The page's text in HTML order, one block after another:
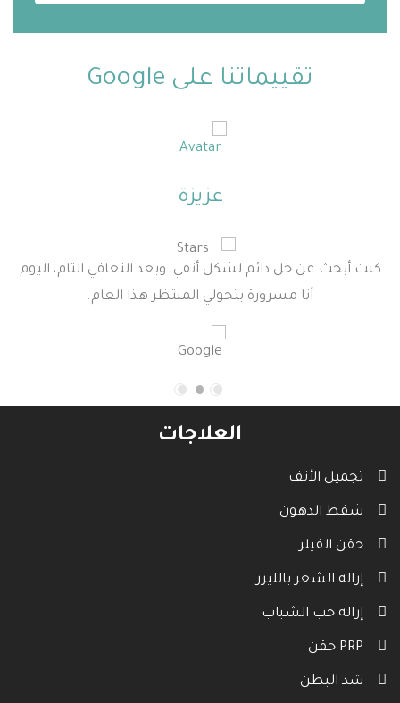
تقييماتنا على Google
عزيزة
كنت أبحث عن حل دائم لشكل أنفي، وبعد التعافي التام، اليوم
أنا مسرورة بتحولي المنتظر هذا العام.
العلاجات
تجميل الأنف
شفط الدهون
حقن الفيلر
إزالة الشعر بالليزر
إزالة حب الشباب
حقن PRP
شد البطن